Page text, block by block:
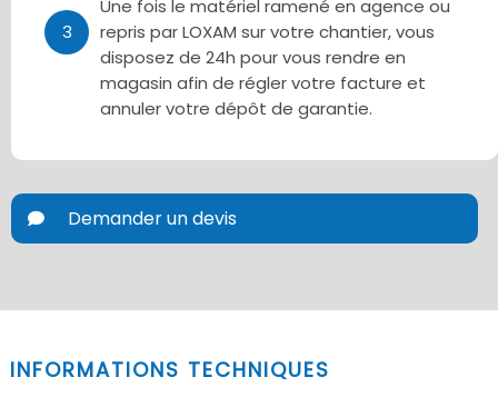
3
Une fois le matériel ramené en agence ou
repris par LOXAM sur votre chantier, vous
disposez de 24h pour vous rendre en
magasin afin de régler votre facture et
annuler votre dépôt de garantie.
Demander un devis
INFORMATIONS TECHNIQUES